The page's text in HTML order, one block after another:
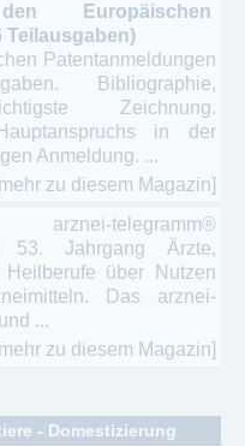
Europäischen
Teilausgaben)
Patentanmeldungen
Bibliographie,
Zeichnung.
in der
Anmeldung. ...
zu diesem Magazin]
arznei-telegramm®
53. Jahrgang Ärzte,
über Nutzen
Das arznei-
...
zu diesem Magazin]
- Domestizierung